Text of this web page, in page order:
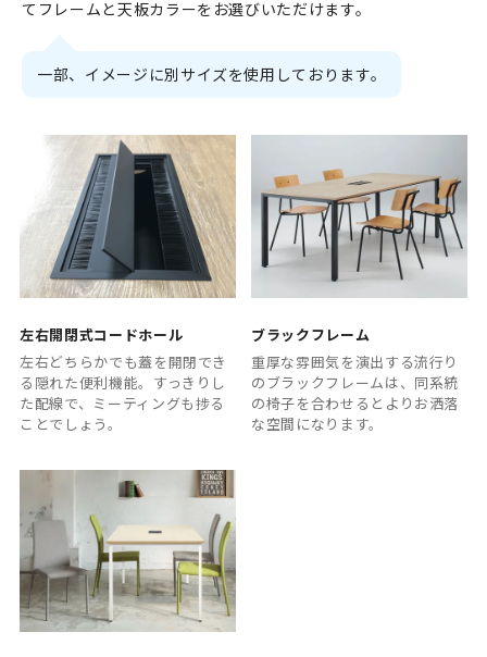
てフレームと天板カラーをお選びいただけます。
一部、イメージに別サイズを使用しております。
左右開閉式コードホール
左右どちらかでも蓋を開閉でき
る隠れた便利機能。すっきりし
た配線で、ミーティングも捗る
ことでしょう。
ブラックフレーム
重厚な雰囲気を演出する流行り
のブラックフレームは、同系統
の椅子を合わせるとよりお洒落
な空間になります。